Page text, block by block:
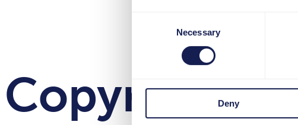
Necessary
Deny
Copyright